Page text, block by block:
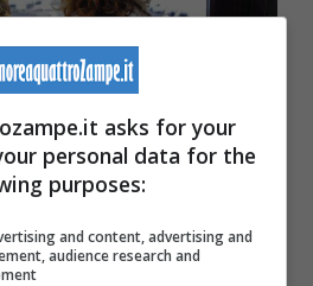
AdobeStock)
asks for your
personal data for the
purposes:
and content, advertising and
audience research and